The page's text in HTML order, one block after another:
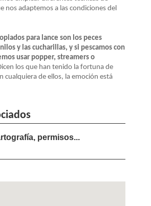
nos adaptemos a las condiciones del
para lance son los peces
y las cucharillas, y si pescamos con
usar popper, streamers o
los que han tenido la fortuna de
cualquiera de ellos, la emoción está
permisos...